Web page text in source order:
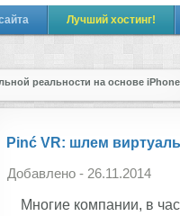
Лучший хостинг!
реальности на основе
Pinć VR: шлем
Добавлено - 26.11.2014
Многие компании, в